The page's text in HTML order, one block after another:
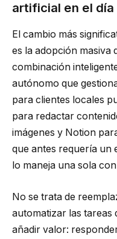
artificial en el día
El cambio más
es la adopción masiva
combinación
autónomo que
para clientes locales
para redactar
imágenes y Notion
que antes requería un
lo maneja una sola
No se trata de
automatizar las tareas
añadir valor: